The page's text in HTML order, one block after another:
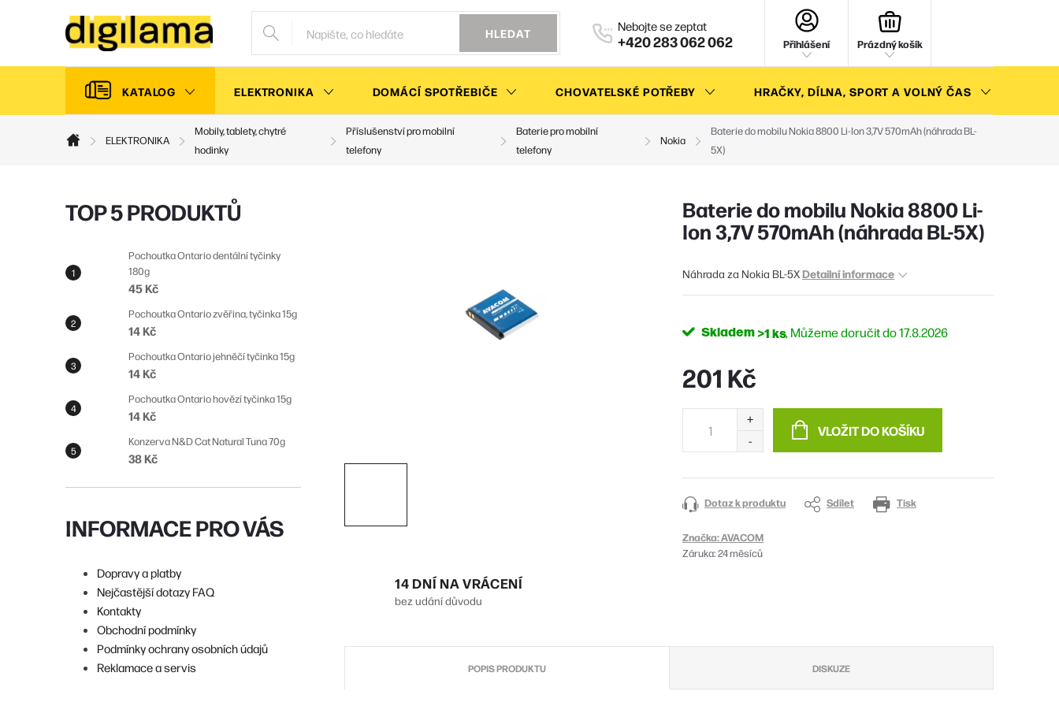
HLEDAT +420 283 062 062 Přihlášení Prázdný košík
KATALOG ELEKTRONIKA DOMÁCÍ SPOTŘEBIČE CHOVATELSKÉ POTŘEBY HRAČKY, DÍLNA, SPORT A VOLNÝ ČAS
Domů
ELEKTRONIKA
Mobily, tablety, chytré
hodinky
Příslušenství pro mobilní
telefony
Baterie pro mobilní
telefony
Nokia
Baterie do mobilu Nokia 8800 Li-Ion 3,7V 570mAh (náhrada BL-
5X)
P
s
t
r
a
n
í
p
a
n
e
l
TOP 5 PRODUKTŮ
Pochoutka Ontario dentální tyčinky
180g
45 Kč
Pochoutka Ontario zvěřina, tyčinka 15g
14 Kč
Pochoutka Ontario jehněčí tyčinka 15g
14 Kč
Pochoutka Ontario hovězí tyčinka 15g
14 Kč
Konzerva N&D Cat Natural Tuna 70g
38 Kč
INFORMACE PRO VÁS
Dopravy a platby
Nejčastější dotazy FAQ
Kontakty
Obchodní podmínky
Podmínky ochrany osobních údajů
Reklamace a servis
Baterie do mobilu Nokia 8800 Li-
Ion 3,7V 570mAh (náhrada BL-5X)
Náhrada za Nokia BL-5XDetailní informace
Skladem>1 ks 17.8.2026
201 Kč
VLOŽIT DO KOŠÍKU
Tisk
Dotaz k produktu Sdílet
Značka:AVACOM
Záruka:24 měsíců
14 DNÍ NA VRÁCENÍ
bez udání důvodu
POPIS PRODUKTU DISKUZE